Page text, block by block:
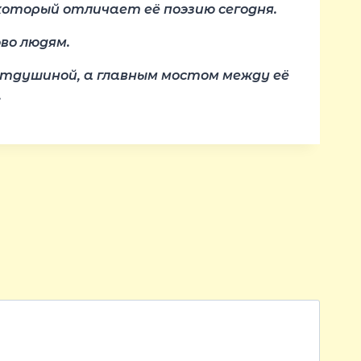
отличает её поэзию сегодня.
людям.
а главным мостом между её